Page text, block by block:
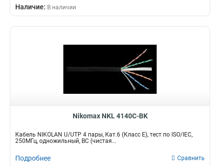
Наличие: В наличии
Nikomax NKL 4140C-BK
Кабель NIKOLAN U/UTP 4 пары, Кат.6 (Класс E), тест по ISO/IEC,
250МГц, одножильный, BC (чистая...
Подробнее Сравнить